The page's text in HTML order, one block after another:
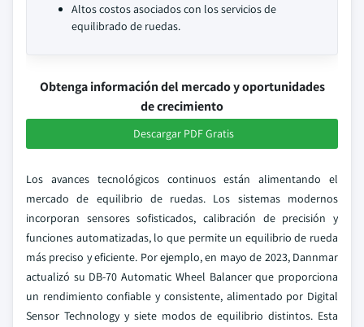
Altos costos asociados con los servicios de
equilibrado de ruedas.
Obtenga información del mercado y oportunidades
de crecimiento
Descargar PDF Gratis
Los avances tecnológicos continuos están alimentando el
mercado de equilibrio de ruedas. Los sistemas modernos
incorporan sensores sofisticados, calibración de precisión y
funciones automatizadas, lo que permite un equilibrio de rueda
más preciso y eficiente. Por ejemplo, en mayo de 2023, Dannmar
actualizó su DB-70 Automatic Wheel Balancer que proporciona
un rendimiento confiable y consistente, alimentado por Digital
Sensor Technology y siete modos de equilibrio distintos. Esta